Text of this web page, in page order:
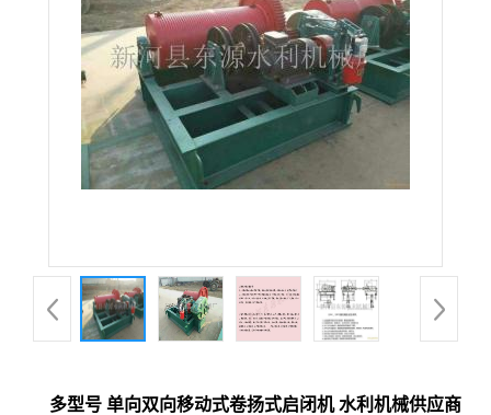
多型号 单向双向移动式卷扬式启闭机 水利机械供应商